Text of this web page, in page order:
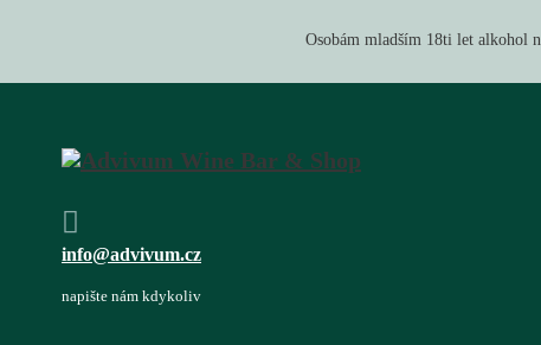
Osobám mladším 18ti let alkohol
info@advivum.cz
napište nám kdykoliv